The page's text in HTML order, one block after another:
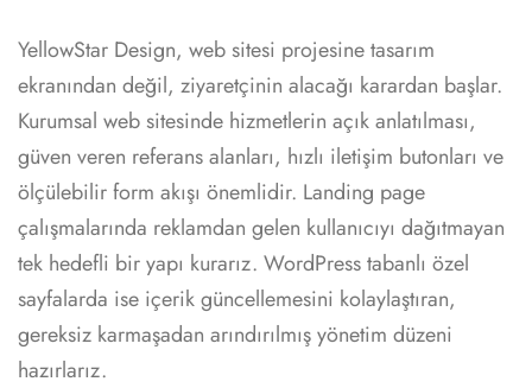
YellowStar Design, web sitesi projesine tasarım
ekranından değil, ziyaretçinin alacağı karardan başlar.
Kurumsal web sitesinde hizmetlerin açık anlatılması,
güven veren referans alanları, hızlı iletişim butonları ve
ölçülebilir form akışı önemlidir. Landing page
çalışmalarında reklamdan gelen kullanıcıyı dağıtmayan
tek hedefli bir yapı kurarız. WordPress tabanlı özel
sayfalarda ise içerik güncellemesini kolaylaştıran,
gereksiz karmaşadan arındırılmış yönetim düzeni
hazırlarız.